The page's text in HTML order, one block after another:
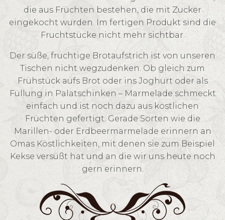
die aus Früchten bestehen, die mit Zucker
eingekocht wurden. Im fertigen Produkt sind die
Fruchtstücke nicht mehr sichtbar.
Der süße, fruchtige Brotaufstrich ist von unseren
Tischen nicht wegzudenken. Ob gleich zum
Frühstück aufs Brot oder ins Joghurt oder als
Füllung in Palatschinken – Marmelade schmeckt
einfach und ist noch dazu aus köstlichen
Früchten gefertigt. Gerade Sorten wie die
Marillen- oder Erdbeermarmelade erinnern an
Omas Köstlichkeiten, mit denen sie zum Beispiel
Kekse versüßt hat und an die wir uns heute noch
gern erinnern.